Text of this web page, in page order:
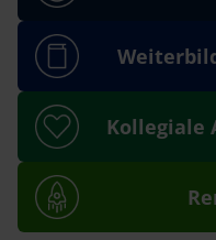
Kollegiale